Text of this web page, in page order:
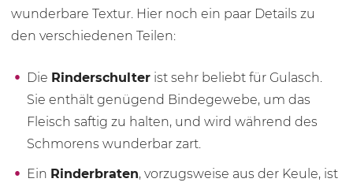
wunderbare Textur. Hier noch ein paar Details zu
den verschiedenen Teilen:
Die Rinderschulter ist sehr beliebt für Gulasch.
Sie enthält genügend Bindegewebe, um das
Fleisch saftig zu halten, und wird während des
Schmorens wunderbar zart.
Ein Rinderbraten, vorzugsweise aus der Keule, ist